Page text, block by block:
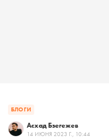
БЛОГИ
Асхад Бзегежев
14 ИЮНЯ 2023 Г., 10:44